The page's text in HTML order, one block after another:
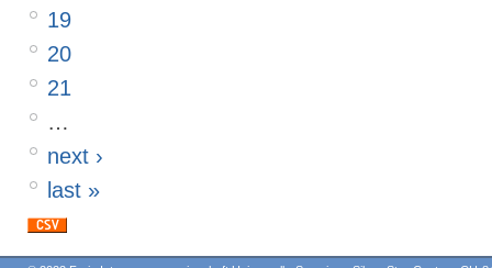
19
20
21
…
next ›
last »